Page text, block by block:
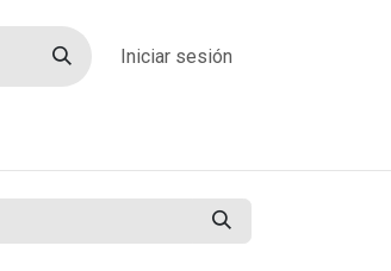
Iniciar sesión